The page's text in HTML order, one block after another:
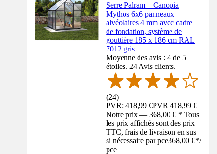
Serre Palram – Canopia
Mythos 6x6 panneaux
alvéolaires 4 mm avec cadre
de fondation, système de
gouttière 185 x 186 cm RAL
7012 gris
Moyenne des avis : 4 de 5
étoiles. 24 Avis clients.
(24)
PVR: 418,99 €PVR418,99 €
Notre prix — 368,00 € * Tous
les prix affichés sont des prix
TTC, frais de livraison en sus
si nécessaire par pce368,00 €*/
pce